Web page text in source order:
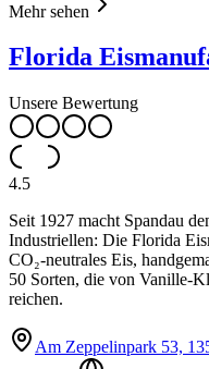
Mehr sehen
Florida
Unsere Bewertung
4.5
Seit 1927 macht Spandau
Industriellen: Die Florida
CO₂-neutrales Eis,
50 Sorten, die von Vanille-
reichen.
Am Zeppelinpark 53,